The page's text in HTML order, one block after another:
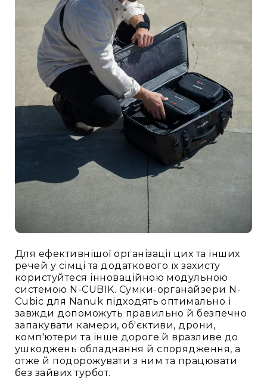
Для ефективнішої організації цих та інших
речей у сімці та додаткового їх захисту
користуйтеся інноваційною модульною
системою N-CUBIK. Сумки-органайзери N-
Cubic для Nanuk підходять оптимально і
завжди допоможуть правильно й безпечно
запакувати камери, об'єктиви, дрони,
комп'ютери та інше дороге й вразливе до
ушкоджень обладнання й спорядження, а
отже й подорожувати з ним та працювати
без зайвих турбот.